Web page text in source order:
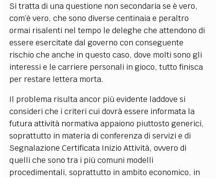
Si tratta di una questione non secondaria se è vero,
com’è vero, che sono diverse centinaia e peraltro
ormai risalenti nel tempo le deleghe che attendono di
essere esercitate dal governo con conseguente
rischio che anche in questo caso, dove molti sono gli
interessi e le carriere personali in gioco, tutto finisca
per restare lettera morta.
Il problema risulta ancor più evidente laddove si
consideri che i criteri cui dovrà essere informata la
futura attività normativa appaiono piuttosto generici,
soprattutto in materia di conferenza di servizi e di
Segnalazione Certificata Inizio Attività, ovvero di
quelli che sono tra i più comuni modelli
procedimentali, soprattutto in ambito economico, in